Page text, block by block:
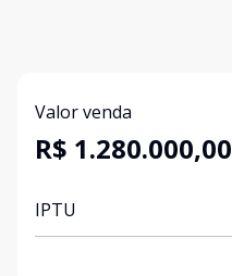
Valor venda
R$ 1.280.000,00
IPTU